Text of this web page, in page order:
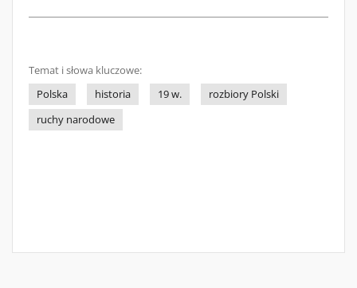
Temat i słowa kluczowe:
Polska
historia 19 w.
rozbiory Polski
ruchy narodowe